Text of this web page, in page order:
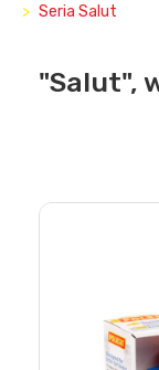
Seria Salut
"Salut",